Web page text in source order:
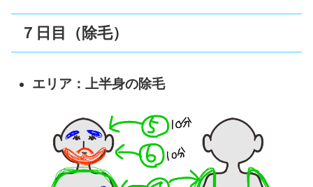
７日目（除毛）
エリア：上半身の除毛